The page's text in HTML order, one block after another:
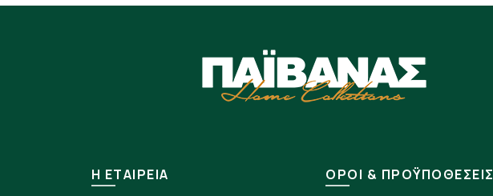
H ΕΤΑΙΡΕΙΑ ΟΡΟΙ & ΠΡΟΫΠΟΘΕΣΕΙΣ